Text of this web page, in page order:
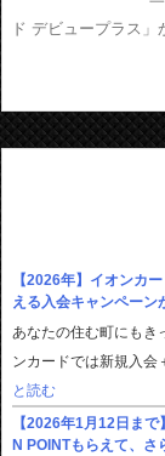
ド デビュープラス」
【2026年】イオンカ
える入会キャンペーン
あなたの住む町にもき
ンカードでは新規入会
と読む
【2026年1月12日ま
N POINTもらえて、さ